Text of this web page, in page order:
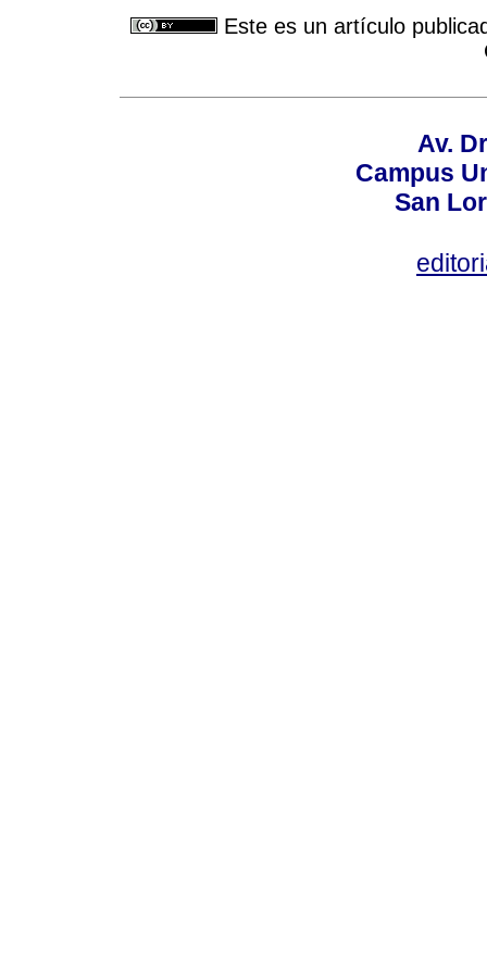
Este es un artículo
Av.
Campus
San